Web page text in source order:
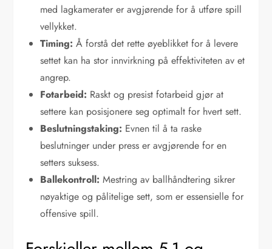
med lagkamerater er avgjørende for å utføre spill
vellykket.
Timing: Å forstå det rette øyeblikket for å levere
settet kan ha stor innvirkning på effektiviteten av et
angrep.
Fotarbeid: Raskt og presist fotarbeid gjør at
settere kan posisjonere seg optimalt for hvert sett.
Beslutningstaking: Evnen til å ta raske
beslutninger under press er avgjørende for en
setters suksess.
Ballekontroll: Mestring av ballhåndtering sikrer
nøyaktige og pålitelige sett, som er essensielle for
offensive spill.